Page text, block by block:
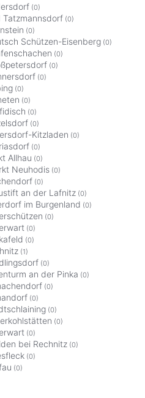
(0)
Tatzmannsdorf (0)
(0)
Schützen-Eisenberg (0)
(0)
(0)
(0)
(0)
(0)
(0)
(0)
Kitzladen (0)
(0)
Allhau (0)
Neuhodis (0)
(0)
an der Lafnitz (0)
im Burgenland (0)
(0)
(0)
(0)
(1)
(0)
an der Pinka (0)
(0)
(0)
(0)
(0)
(0)
bei Rechnitz (0)
(0)
(0)